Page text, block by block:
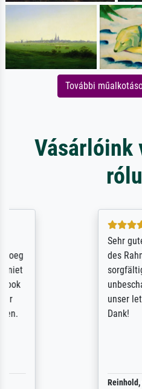
További
Vásárlóink
5 / 5
Sehr gute Qualität
des Rahmens! Unser
sorgfältig und sicher
unbeschadet bei uns
unser letzter
ProvenExpert